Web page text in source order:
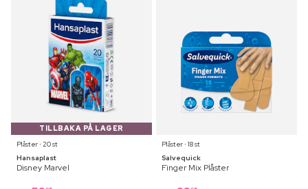
TILLBAKA PÅ LAGER
Plåster ⋅ 20 st
Hansaplast
Disney Marvel
Plåster ⋅ 18 st
Salvequick
Finger Mix Plåster